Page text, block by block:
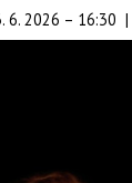
6. 2026 – 16:30 |